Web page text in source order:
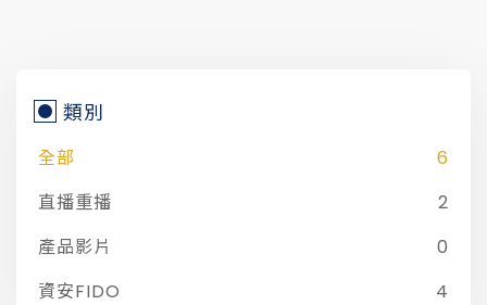
類別
全部
6
直播重播
2
產品影片
0
資安FIDO
4